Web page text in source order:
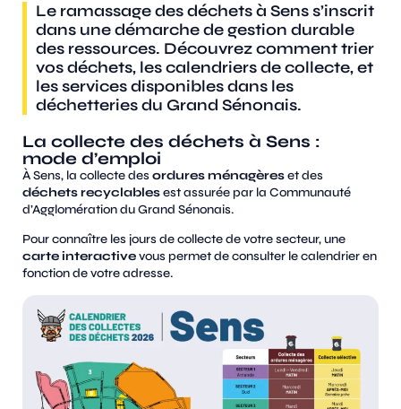
Le ramassage des déchets à Sens s’inscrit
dans une démarche de gestion durable
des ressources. Découvrez comment trier
vos déchets, les calendriers de collecte, et
les services disponibles dans les
déchetteries du Grand Sénonais.
La collecte des déchets à Sens :
mode d’emploi
À Sens, la collecte desordures ménagèreset des
déchets recyclablesest assurée par la Communauté
d’Agglomération du Grand Sénonais.
Pour connaître les jours de collecte de votre secteur, une
carte interactivevous permet de consulter le calendrier en
fonction de votre adresse​.